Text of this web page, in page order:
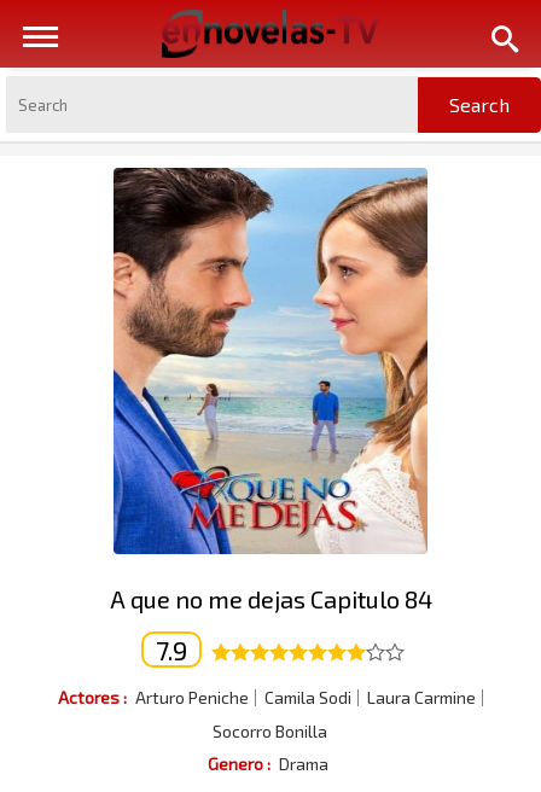
A que no me dejas Capitulo 84
7.9
Actores : Arturo Peniche Camila Sodi
Laura Carmine
Socorro Bonilla
Genero : Drama